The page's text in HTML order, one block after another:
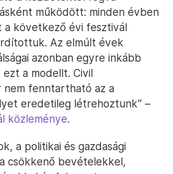
működött: minden évben
a következő évi fesztivál
Az elmúlt évek
azonban egyre inkább
a modellt. Civil
fenntartható az a
eredetileg létrehoztunk” –
közleménye.
a politikai és gazdasági
csökkenő bevételekkel,